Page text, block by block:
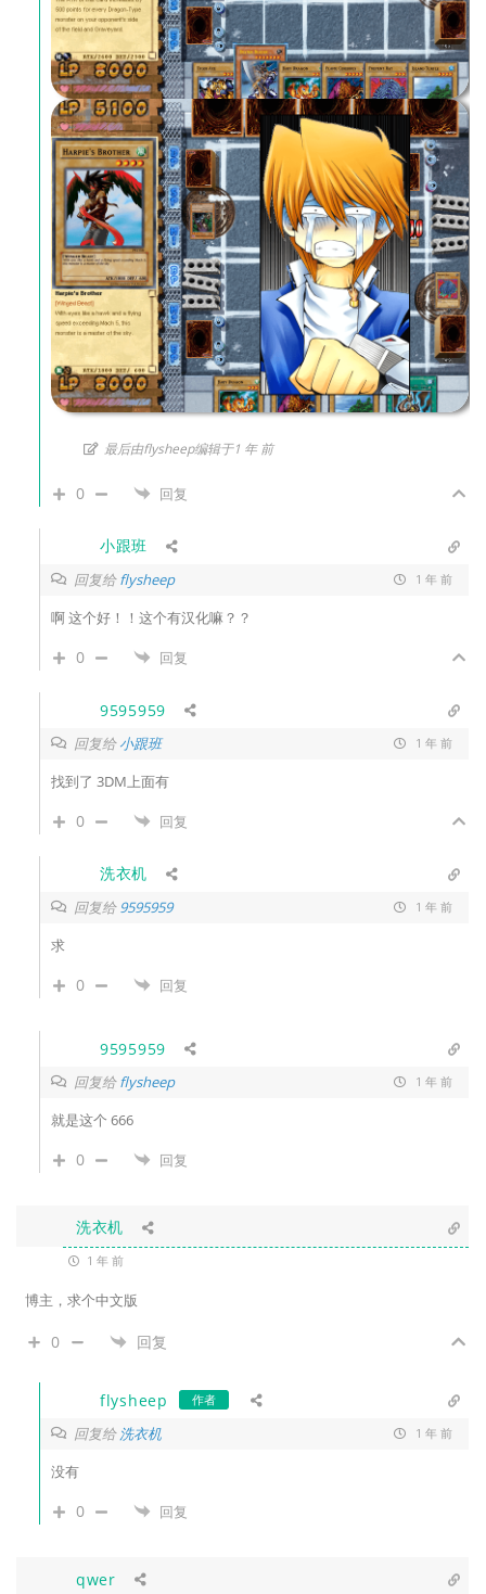
最后由flysheep编辑于1 年 前
0 回复
小跟班
回复给flysheep 1 年 前
啊 这个好！！这个有汉化嘛？？
0 回复
9595959
回复给小跟班 1 年 前
找到了 3DM上面有
0 回复
洗衣机
回复给9595959 1 年 前
求
0 回复
9595959
回复给flysheep 1 年 前
就是这个 666
0 回复
洗衣机
1 年 前
博主，求个中文版
0 回复
flysheep 作者
回复给洗衣机 1 年 前
没有
0 回复
qwer